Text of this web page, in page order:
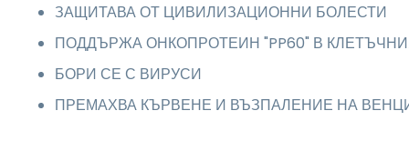
ЗАЩИТАВА ОТ ЦИВИЛИЗАЦИОННИ БОЛЕСТИ
ПОДДЪРЖА ОНКОПРОТЕИН "PP60" В
БОРИ СЕ С ВИРУСИ
ПРЕМАХВА КЪРВЕНЕ И ВЪЗПАЛЕНИЕ НА